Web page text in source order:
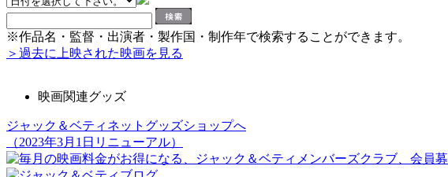
※作品名・監督・出演者・製作国・制作年で検索することができます。
＞過去に上映された映画を見る
映画関連グッズ
ジャック＆ベティネットグッズショップへ
（2023年3月1日リニューアル）